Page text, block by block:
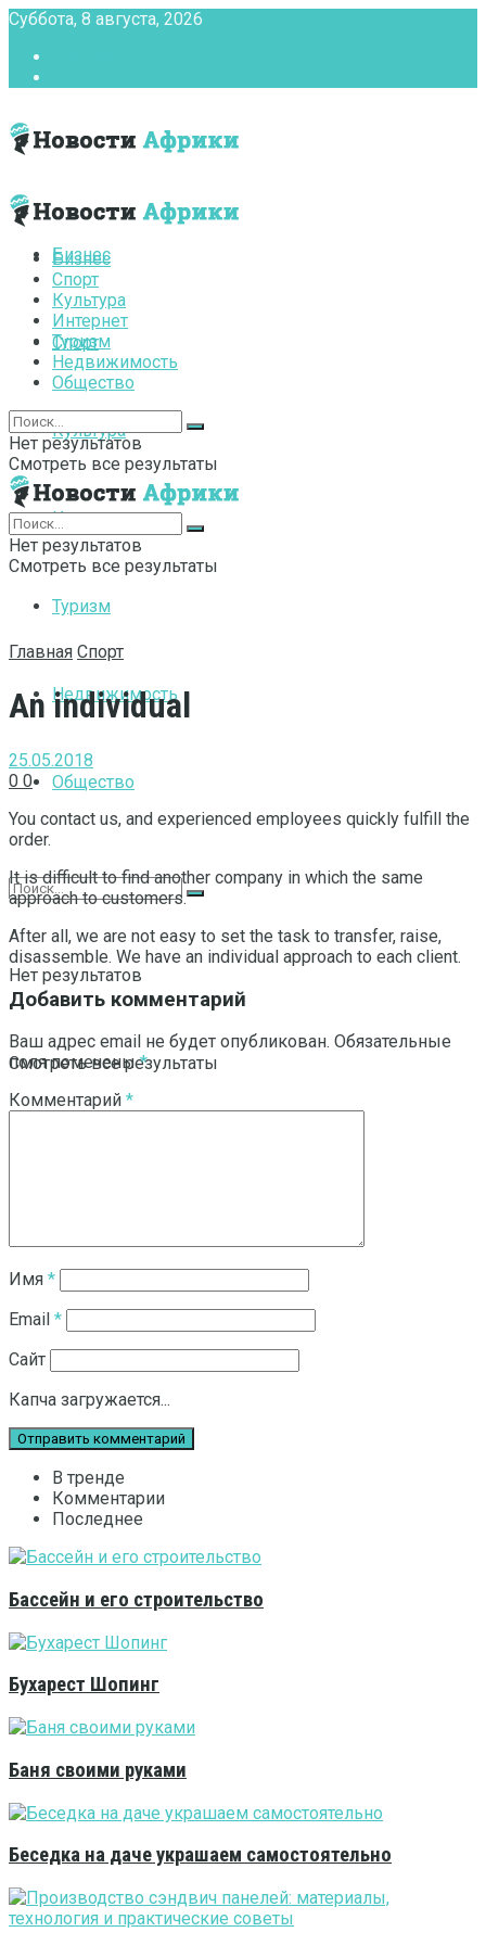
Суббота, 8 августа, 2026
Бизнес
Спорт
Культура
Интернет
Туризм
Недвижимость
Общество
Нет результатов
Смотреть все результаты
Бизнес
Спорт
Культура
Интернет
Туризм
Недвижимость
Общество
Нет результатов
Смотреть все результаты
Нет результатов
Смотреть все результаты
Главная Спорт
An individual
25.05.2018
0 0
You contact us, and experienced employees quickly fulfill the
order.
It is difficult to find another company in which the same
approach to customers.
After all, we are not easy to set the task to transfer, raise,
disassemble. We have an individual approach to each client.
Добавить комментарий
Ваш адрес email не будет опубликован. Обязательные
поля помечены*
Комментарий *
Имя *
Email *
Сайт
Капча загружается...
В тренде
Комментарии
Последнее
Бассейн и его строительство
Бухарест Шопинг
Баня своими руками
Беседка на даче украшаем самостоятельно